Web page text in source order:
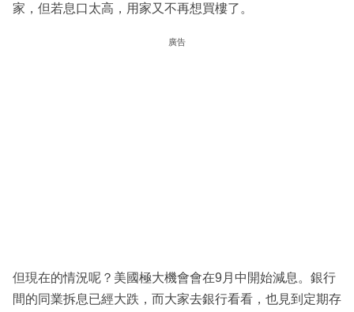
家，但若息口太高，用家又不再想買樓了。
廣告
但現在的情況呢？美國極大機會會在9月中開始減息。銀行
間的同業拆息已經大跌，而大家去銀行看看，也見到定期存